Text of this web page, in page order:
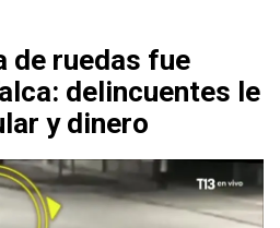
de ruedas fue
delincuentes le
y dinero